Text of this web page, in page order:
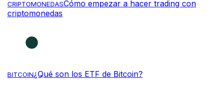
CRIPTOMONEDASCómo empezar a hacer trading con
criptomonedas
BITCOIN¿Qué son los ETF de Bitcoin?